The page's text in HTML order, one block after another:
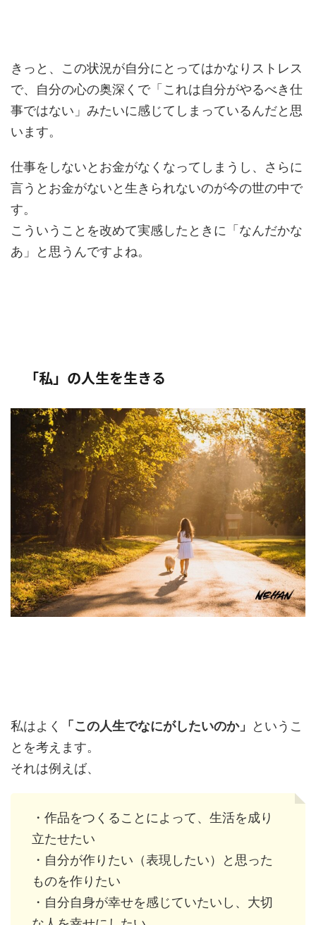
きっと、この状況が自分にとってはかなりストレス
で、自分の心の奥深くで「これは自分がやるべき仕
事ではない」みたいに感じてしまっているんだと思
います。
仕事をしないとお金がなくなってしまうし、さらに
言うとお金がないと生きられないのが今の世の中で
す。
こういうことを改めて実感したときに「なんだかな
あ」と思うんですよね。
「私」の人生を生きる
私はよく 「この人生でなにがしたいのか」
というこ
とを考えます。
それは例えば、
・作品をつくることによって、生活を成り
立たせたい
・自分が作りたい（表現したい）と思った
ものを作りたい
・自分自身が幸せを感じていたいし、大切